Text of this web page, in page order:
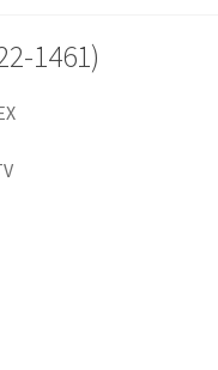
1461)